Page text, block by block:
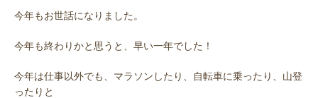
今年もお世話になりました。
今年も終わりかと思うと、早い一年でした！
今年は仕事以外でも、マラソンしたり、自転車に乗ったり、山登
ったりと